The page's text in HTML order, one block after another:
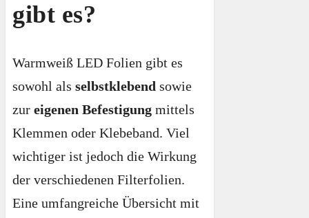
gibt es?
Warmweiß LED Folien gibt es
sowohl als selbstklebend sowie
zur eigenen Befestigung mittels
Klemmen oder Klebeband. Viel
wichtiger ist jedoch die Wirkung
der verschiedenen Filterfolien.
Eine umfangreiche Übersicht mit